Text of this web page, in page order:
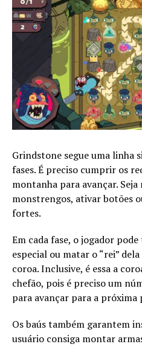
Grindstone segue uma linha
fases. É preciso cumprir os
montanha para avançar.
monstrengos, ativar botões
fortes.
Em cada fase, o jogador
especial ou matar o “rei”
coroa. Inclusive, é essa a
chefão, pois é preciso um
para avançar para a
Os baús também garantem
usuário consiga montar